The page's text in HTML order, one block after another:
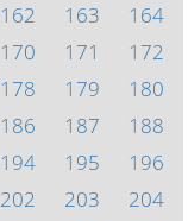
162 163
164
170 171
172
178 179
180
186 187
188
194 195
196
202 203
204